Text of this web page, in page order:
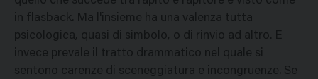
in flasback. Ma l'insieme ha una valenza tutta
psicologica, quasi di simbolo, o di rinvio ad altro. E
invece prevale il tratto drammatico nel quale si
sentono carenze di sceneggiatura e incongruenze. Se